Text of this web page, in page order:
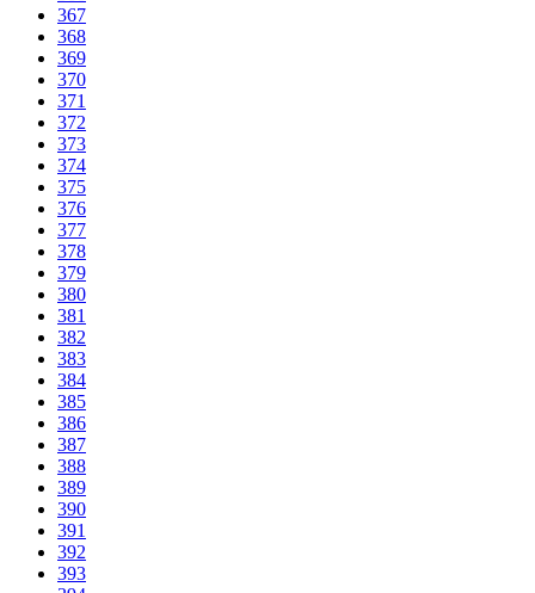
367
368
369
370
371
372
373
374
375
376
377
378
379
380
381
382
383
384
385
386
387
388
389
390
391
392
393